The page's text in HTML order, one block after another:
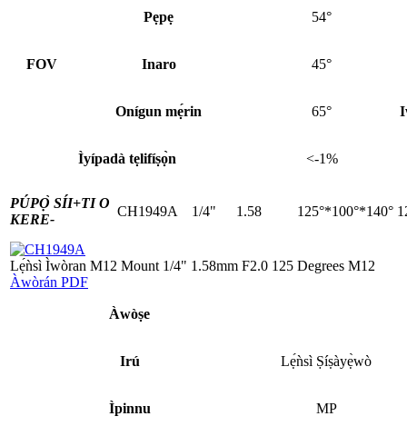
FOV
Pẹpẹ 54°
Inaro 45°
Onígun mẹ́rin 65°
Ìyípadà tẹlifíṣọ̀n <-1%
PÚPỌ̀ SÍI+TI O
KERE-
CH1949A 1/4" 1.58 125°*100°*140°
Lẹ́ǹsì Ìwòran M12 Mount 1/4" 1.58mm F2.0 125 Degrees M12
Àwòrán PDF
Àwòṣe
Irú Lẹ́ǹsì Ṣíṣàyẹ̀wò
Ìpinnu MP